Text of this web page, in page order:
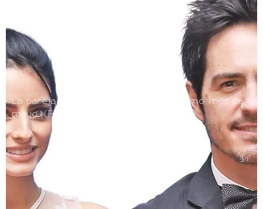
La pareja se casará a finales del próximo mes de
mayo.(FOTO: Alex Saldaña)